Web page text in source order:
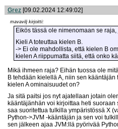
Grez [09.02.2024 12:49:02]
mavavilj kirjoitti:
Eikös tässä ole nimenomaan se
Kieli A toteuttaa kielen B.
-> Ei ole mahdollista, että kielen B
kielen A riippumatta siitä, että onko
Mikä ihmeen raja? Eihän tuossa ole
B tehdään kielellä A, niin sen
kielen A ominaisuudet on?
Ja sitä paitsi jos nyt ajatellaan jotain
kääntäjänhän voi kirjoittaa heti
saa suoritettua tulkilla ympäristössä X
Python->JVM -kääntäjän ja sen voi
sen jälkeen ajaa JVM:llä pyörivää